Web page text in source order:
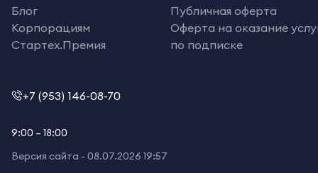
Блог
Корпорациям
Стартех.Премия
Публичная оферта
Оферта на оказание
по подписке
+7 (953) 146-08-70
9:00 – 18:00
Версия сайта - 08.07.2026 19:57